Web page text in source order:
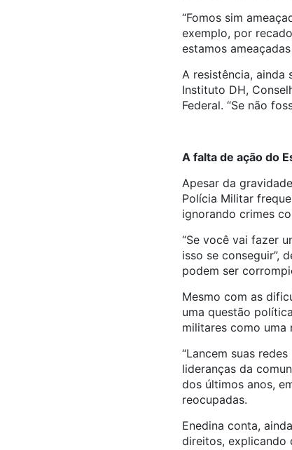
“Fomos sim
exemplo, por
estamos
A resistência, ainda
Instituto DH,
Federal. “Se não
A falta de ação do
Apesar da
Polícia Militar
ignorando crimes
“Se você vai fazer
isso se conseguir”,
podem ser
Mesmo com as
uma questão
militares como uma
“Lancem suas
lideranças da
dos últimos anos,
reocupadas.
Enedina conta,
direitos, explicando